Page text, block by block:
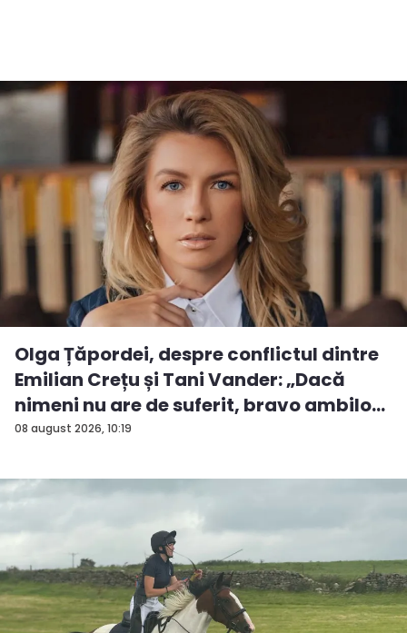
08 august 2026, 10:19
Olga Țăpordei, despre conflictul dintre
Emilian Crețu și Tani Vander: „Dacă
nimeni nu are de suferit, bravo ambilo...